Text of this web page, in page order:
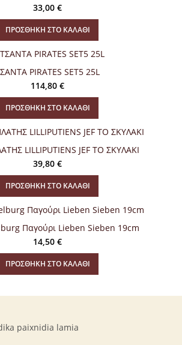
33,00 €
ΠΡΟΣΘΉΚΗ ΣΤΟ ΚΑΛΆΘΙ
PIRATES SET5 25L
114,80 €
ΠΡΟΣΘΉΚΗ ΣΤΟ ΚΑΛΆΘΙ
LILLIPUTIENS JEF ΤΟ ΣΚΥΛΑΚΙ
39,80 €
ΠΡΟΣΘΉΚΗ ΣΤΟ ΚΑΛΆΘΙ
Παγούρι Lieben Sieben 19cm
14,50 €
ΠΡΟΣΘΉΚΗ ΣΤΟ ΚΑΛΆΘΙ